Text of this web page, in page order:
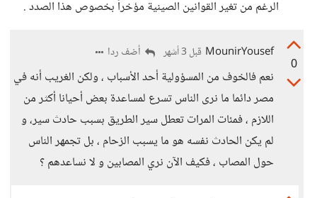
الرغم من تغير القوانين الصينية مؤخراً بخصوص هذا الصدد .
0
MounirYousef قبل 3 أشهر أضف ردا
نعم فالخوف من المسؤولية أحد الأسباب ، ولكن الغريب أنه في
مصر دائما ما نرى الناس تسرع لمساعدة بعض أحيانا أكثر من
اللازم ، فمئات المرات تعطل سير الطريق بسبب حادث سير، و
لم يكن الحادث نفسه هو ما يسبب الزحام ، بل تجمهر الناس
حول المصاب ، فكيف الآن نري المصابين و لا نساعدهم ؟